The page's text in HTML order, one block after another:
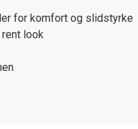
for komfort og slidstyrke
look